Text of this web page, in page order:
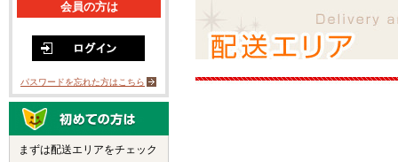
会員の方は
パスワードを忘れた方はこちら
まずは配送エリアをチェック